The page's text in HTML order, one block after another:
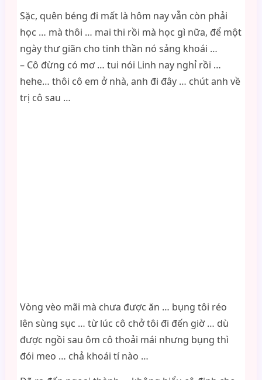
Sặc, quên béng đi mất là hôm nay vẫn còn phải
học … mà thôi … mai thi rồi mà học gì nữa, để một
ngày thư giãn cho tinh thần nó sảng khoái …
– Cô đừng có mơ … tui nói Linh nay nghỉ rồi …
hehe… thôi cô em ở nhà, anh đi đây … chút anh về
trị cô sau …
Vòng vèo mãi mà chưa được ăn … bụng tôi réo
lên sùng sục … từ lúc cô chở tôi đi đến giờ … dù
được ngồi sau ôm cô thoải mái nhưng bụng thì
đói meo … chả khoái tí nào …